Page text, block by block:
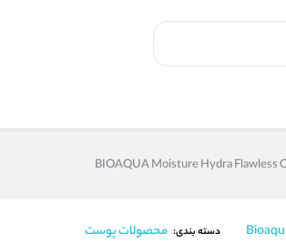
دسته بندی: محصولات پوست